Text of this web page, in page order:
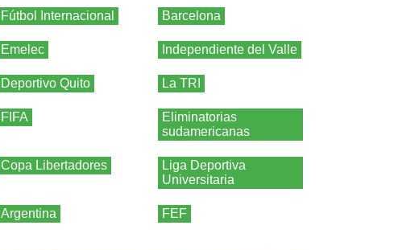
Fútbol Internacional Barcelona
Emelec Independiente del Valle
Deportivo Quito La TRI
FIFA
Eliminatorias
sudamericanas
Copa Libertadores
Liga Deportiva
Universitaria
Argentina FEF